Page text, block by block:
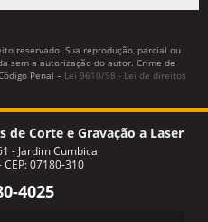
reservado. Sua reprodução, parcial ou
sem a autorização do autor. Crime de
Penal – Lei 9610/98 - Lei de direitos
de Corte e Gravação a Laser
- Jardim Cumbica
CEP: 07180-310
4025